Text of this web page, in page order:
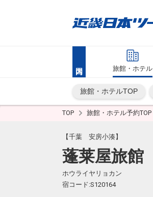
旅館・ホテル
旅館・ホテルTOP
TOP 旅館・ホテル予約TOP
【千葉 安房小湊】
蓬莱屋旅館
ホウライヤリョカン
宿コード:S120164